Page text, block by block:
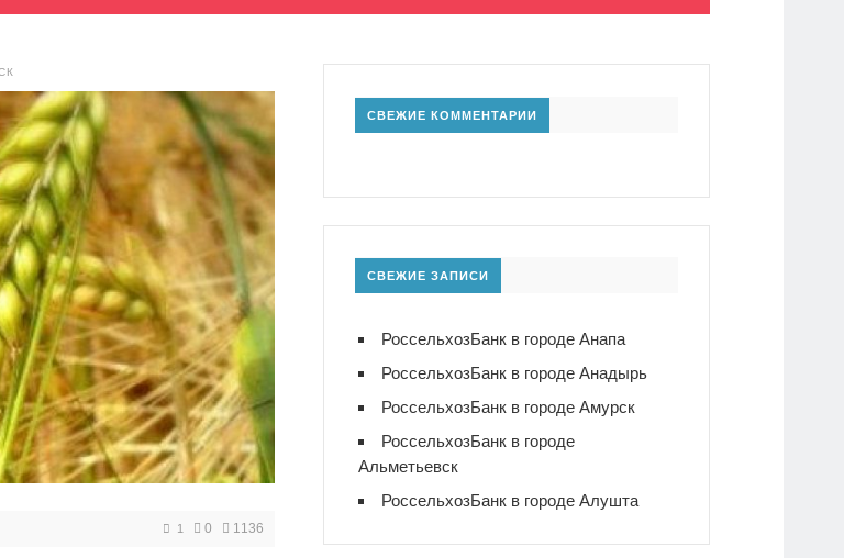
1 0 1136
СВЕЖИЕ КОММЕНТАРИИ
СВЕЖИЕ ЗАПИСИ
РоссельхозБанк в городе Анапа
РоссельхозБанк в городе Анадырь
РоссельхозБанк в городе Амурск
РоссельхозБанк в городе
Альметьевск
РоссельхозБанк в городе Алушта